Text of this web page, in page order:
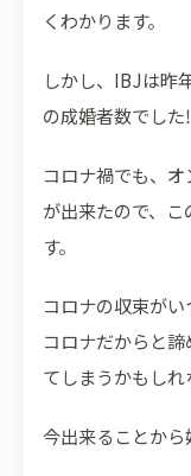
くわかります。
しかし、IBJは昨
の成婚者数でした
コロナ禍でも、
が出来たので、
す。
コロナの収束がい
コロナだからと
てしまうかもしれ
今出来ることから